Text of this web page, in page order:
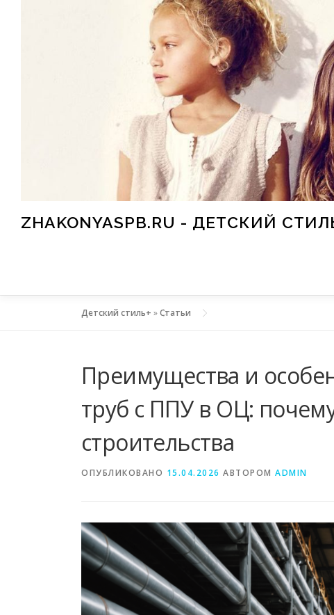
ZHAKONYASPB.RU - ДЕТСКИЙ
Детский стиль+ »Статьи
Преимущества и
труб с ППУ в ОЦ:
строительства
ОПУБЛИКОВАНО 15.04.2026 АВТОРОМ ADMIN